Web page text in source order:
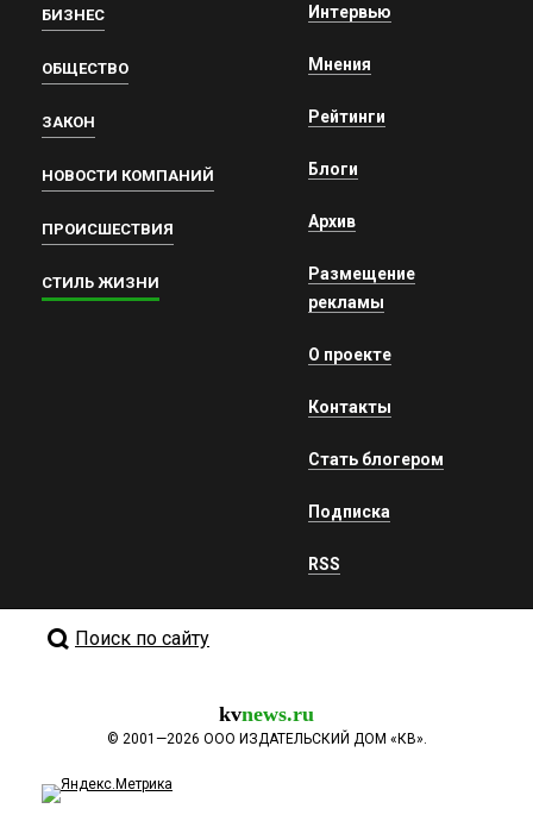
БИЗНЕС
ОБЩЕСТВО
ЗАКОН
НОВОСТИ КОМПАНИЙ
ПРОИСШЕСТВИЯ
СТИЛЬ ЖИЗНИ
Интервью
Мнения
Рейтинги
Блоги
Архив
Размещение
рекламы
О проекте
Контакты
Стать блогером
Подписка
RSS
Поиск по сайту
kvnews.ru
© 2001—2026 ООО ИЗДАТЕЛЬСКИЙ ДОМ «КВ».